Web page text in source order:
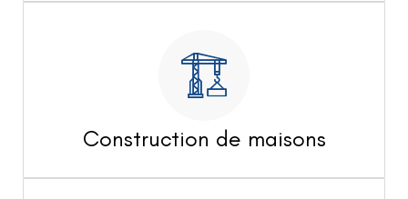
Construction de maisons